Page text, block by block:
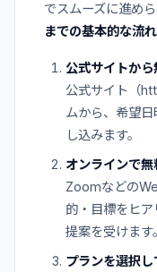
でスムーズに進めら
までの基本的な流れ
公式サイトか
公式サイト（
ムから、希望
し込みます。
オンラインで
Zoomなどの
的・目標をヒ
提案を受けます。
プランを選択